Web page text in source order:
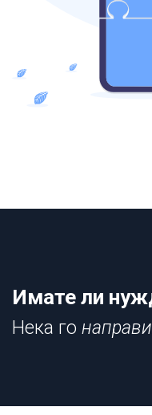
Имате ли
Нека го